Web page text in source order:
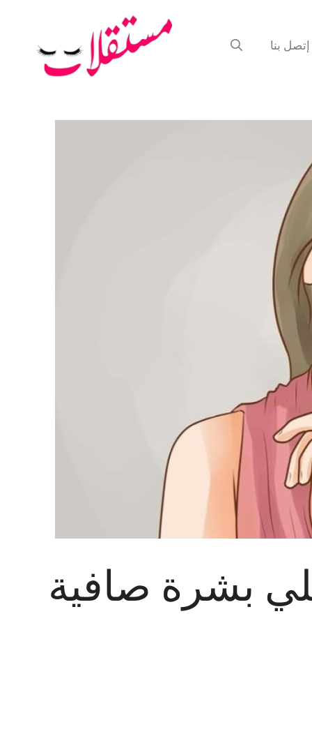
إتصل بنا
بشرة صافية